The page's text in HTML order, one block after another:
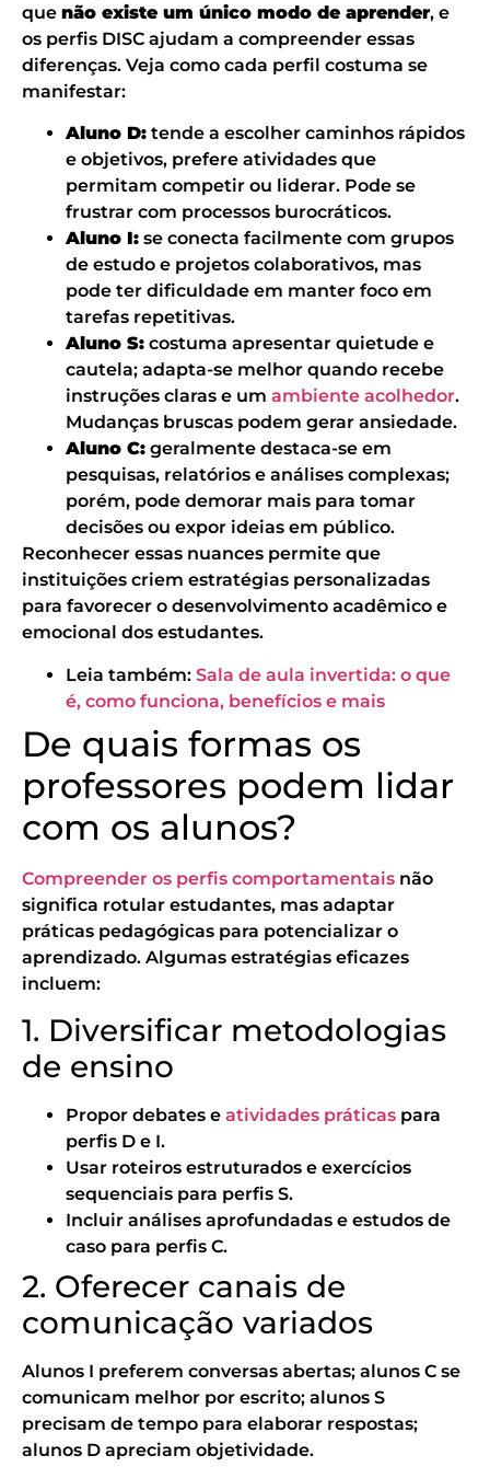
que não existe um único modo de aprender, e
os perfis DISC ajudam a compreender essas
diferenças. Veja como cada perfil costuma se
manifestar:
Aluno D: tende a escolher caminhos rápidos
e objetivos, prefere atividades que
permitam competir ou liderar. Pode se
frustrar com processos burocráticos.
Aluno I: se conecta facilmente com grupos
de estudo e projetos colaborativos, mas
pode ter dificuldade em manter foco em
tarefas repetitivas.
Aluno S: costuma apresentar quietude e
cautela; adapta-se melhor quando recebe
instruções claras e um ambiente acolhedor.
Mudanças bruscas podem gerar ansiedade.
Aluno C: geralmente destaca-se em
pesquisas, relatórios e análises complexas;
porém, pode demorar mais para tomar
decisões ou expor ideias em público.
Reconhecer essas nuances permite que
instituições criem estratégias personalizadas
para favorecer o desenvolvimento acadêmico e
emocional dos estudantes.
Leia também: Sala de aula invertida: o que
é, como funciona, benefícios e mais
De quais formas os
professores podem lidar
com os alunos?
Compreender os perfis comportamentais não
significa rotular estudantes, mas adaptar
práticas pedagógicas para potencializar o
aprendizado. Algumas estratégias eficazes
incluem:
1. Diversificar metodologias
de ensino
Propor debates e atividades práticas para
perfis D e I.
Usar roteiros estruturados e exercícios
sequenciais para perfis S.
Incluir análises aprofundadas e estudos de
caso para perfis C.
2. Oferecer canais de
comunicação variados
Alunos I preferem conversas abertas; alunos C se
comunicam melhor por escrito; alunos S
precisam de tempo para elaborar respostas;
alunos D apreciam objetividade.